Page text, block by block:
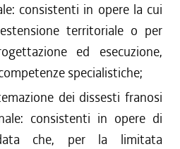
consistenti in opere la cui
territoriale o per
ed esecuzione,
specialistiche;
dei dissesti franosi
consistenti in opere di
che, per la limitata